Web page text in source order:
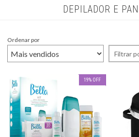
DEPILADOR E
Ordenar por
Filtrar
19% OFF